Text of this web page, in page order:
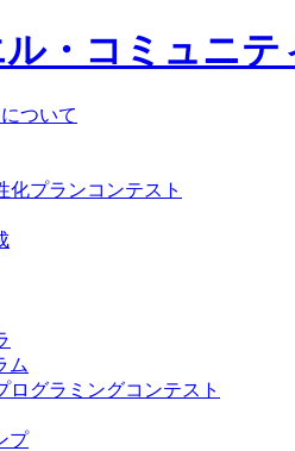
ついて
化プランコンテスト
ム
ログラミングコンテスト
プ